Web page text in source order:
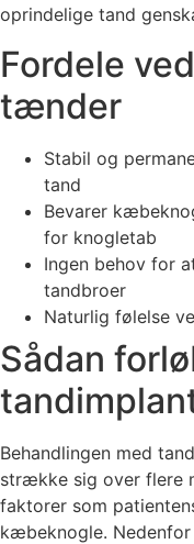
oprindelige tand
Fordele
tænder
Stabil og
tand
Bevarer
for knogletab
Ingen behov for
tandbroer
Naturlig følelse
Sådan
Behandlingen med
strække sig over flere
faktorer som
kæbeknogle.